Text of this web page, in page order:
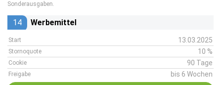
Sonderausgaben.
14 Werbemittel
Start 13.03.2025
Stornoquote 10 %
Cookie 90 Tage
Freigabe bis 6 Wochen